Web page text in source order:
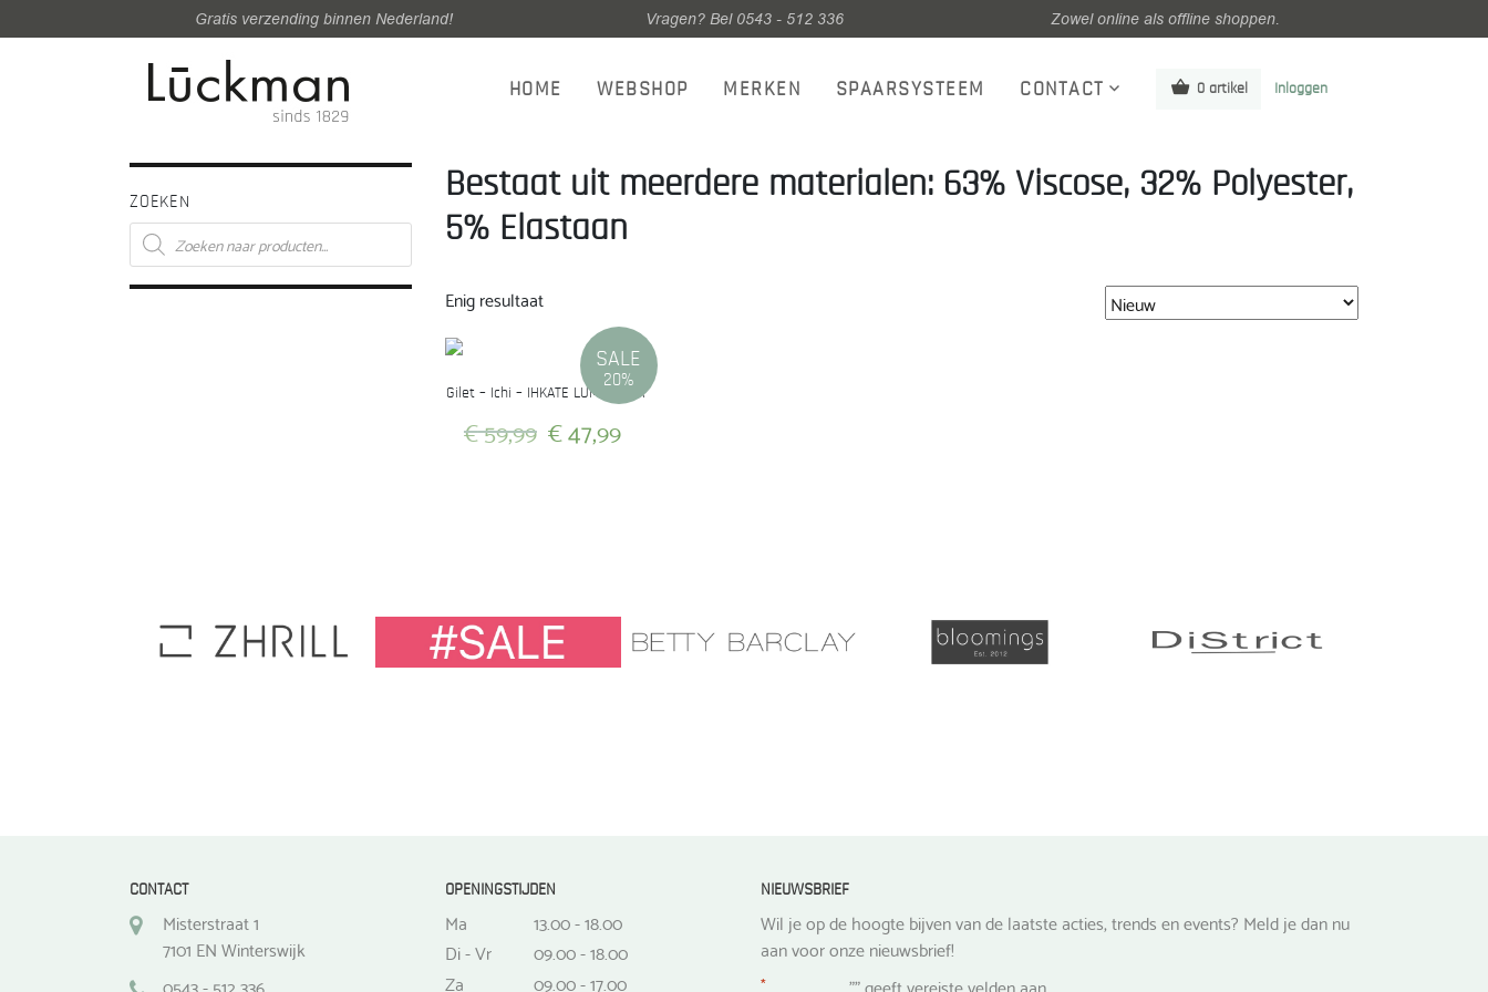
Gratis verzending binnen Nederland! Vragen? Bel 0543 - 512 336 Zowel online als offline shoppen.
HOME WEBSHOP MERKEN SPAARSYSTEEM CONTACT 0 artikel Inloggen
ZOEKEN
Producten
zoeken
Bestaat uit meerdere materialen: 63% Viscose, 32% Polyester,
5% Elastaan
Enig resultaat
SALE
20%
Gilet – Ichi – IHKATE LUMINA WA
€59,99 Oorspronkelijke
€47,99
optie
kan
CONTACT
Misterstraat 1
7101 EN Winterswijk
OPENINGSTIJDEN
Ma
13.00 - 18.00
Di - Vr
09.00 - 18.00
Za
09.00 - 17.00
NIEUWSBRIEF
Wil je op de hoogte bijven van de laatste acties, trends en events? Meld je dan nu
aan voor onze nieuwsbrief!
*